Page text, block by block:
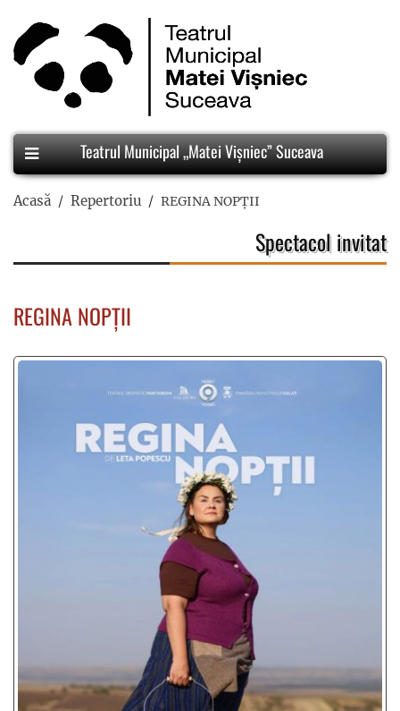
Teatrul Municipal „Matei Vișniec” Suceava
Acasă Repertoriu REGINA NOPȚII
Spectacol invitat
REGINA NOPȚII